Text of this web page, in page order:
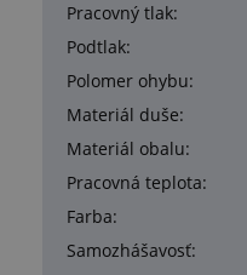
Pracovný tlak:
Podtlak:
Polomer ohybu:
Materiál duše:
Materiál obalu:
Pracovná teplota:
Farba:
Samozhášavosť: